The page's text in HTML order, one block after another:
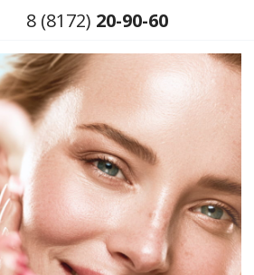
8 (8172) 20-90-60